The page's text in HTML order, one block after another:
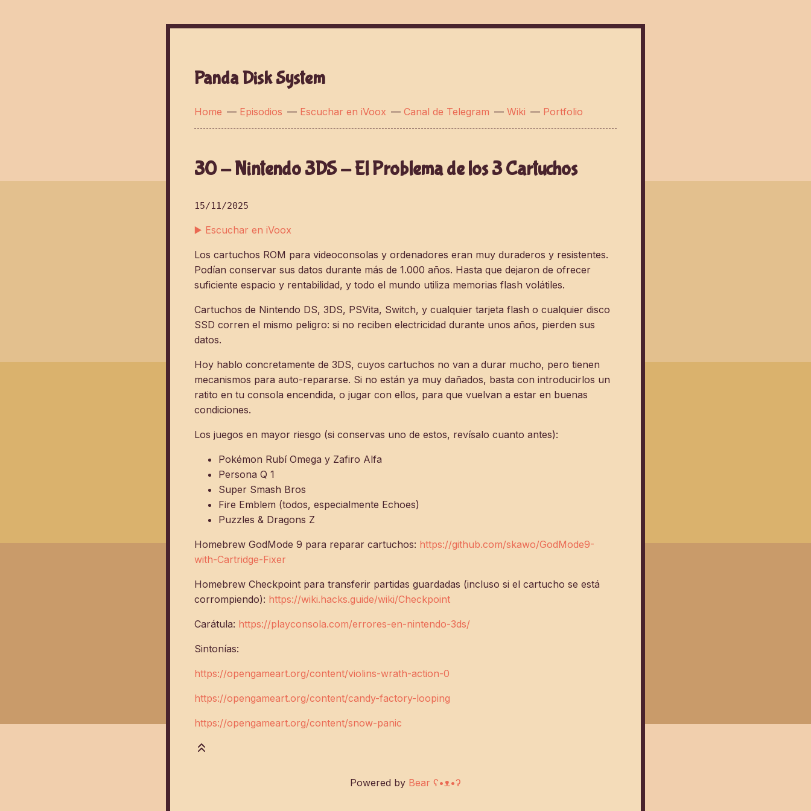
Panda Disk System
Home — Episodios — Escuchar en iVoox — Canal de Telegram — Wiki — Portfolio
30 - Nintendo 3DS - El Problema de los 3 Cartuchos
15/11/2025
▶️ Escuchar en iVoox
Los cartuchos ROM para videoconsolas y ordenadores eran muy duraderos y resistentes.
Podían conservar sus datos durante más de 1.000 años. Hasta que dejaron de ofrecer
suficiente espacio y rentabilidad, y todo el mundo utiliza memorias flash volátiles.
Cartuchos de Nintendo DS, 3DS, PSVita, Switch, y cualquier tarjeta flash o cualquier disco
SSD corren el mismo peligro: si no reciben electricidad durante unos años, pierden sus
datos.
Hoy hablo concretamente de 3DS, cuyos cartuchos no van a durar mucho, pero tienen
mecanismos para auto-repararse. Si no están ya muy dañados, basta con introducirlos un
ratito en tu consola encendida, o jugar con ellos, para que vuelvan a estar en buenas
condiciones.
Los juegos en mayor riesgo (si conservas uno de estos, revísalo cuanto antes):
Pokémon Rubí Omega y Zafiro Alfa
Persona Q 1
Super Smash Bros
Fire Emblem (todos, especialmente Echoes)
Puzzles & Dragons Z
Homebrew GodMode 9 para reparar cartuchos: https://github.com/skawo/GodMode9-
with-Cartridge-Fixer
Homebrew Checkpoint para transferir partidas guardadas (incluso si el cartucho se está
corrompiendo): https://wiki.hacks.guide/wiki/Checkpoint
Carátula: https://playconsola.com/errores-en-nintendo-3ds/
Sintonías:
https://opengameart.org/content/violins-wrath-action-0
https://opengameart.org/content/candy-factory-looping
https://opengameart.org/content/snow-panic
Powered by Bear ʕ•ᴥ•ʔ